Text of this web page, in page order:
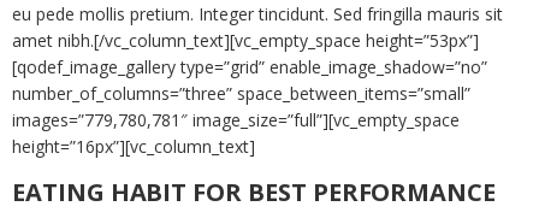
eu pede mollis pretium. Integer tincidunt. Sed fringilla mauris sit
amet nibh.[/vc_column_text][vc_empty_space height=”53px”]
[qodef_image_gallery type=”grid” enable_image_shadow=”no”
number_of_columns=”three” space_between_items=”small”
images=”779,780,781″ image_size=”full”][vc_empty_space
height=”16px”][vc_column_text]
EATING HABIT FOR BEST PERFORMANCE